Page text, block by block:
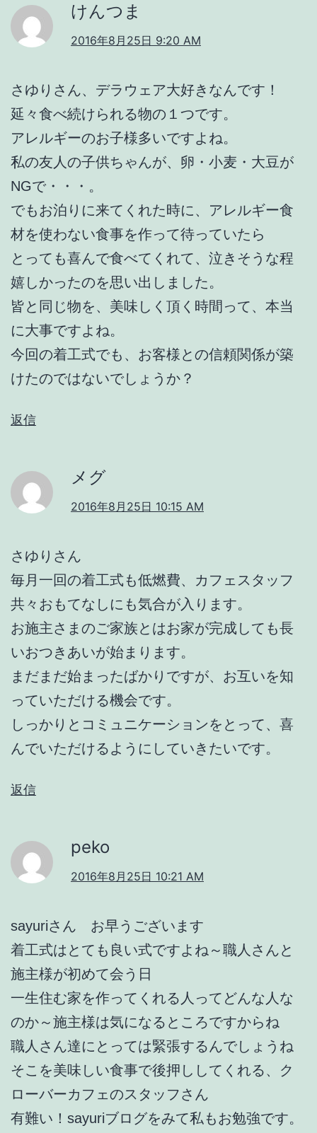
けんつま
2016年8月25日 9:20 AM
さゆりさん、デラウェア大好きなんです！
延々食べ続けられる物の１つです。
アレルギーのお子様多いですよね。
私の友人の子供ちゃんが、卵・小麦・大豆が
NGで・・・。
でもお泊りに来てくれた時に、アレルギー食
材を使わない食事を作って待っていたら
とっても喜んで食べてくれて、泣きそうな程
嬉しかったのを思い出しました。
皆と同じ物を、美味しく頂く時間って、本当
に大事ですよね。
今回の着工式でも、お客様との信頼関係が築
けたのではないでしょうか？
返信
メグ
2016年8月25日 10:15 AM
さゆりさん
毎月一回の着工式も低燃費、カフェスタッフ
共々おもてなしにも気合が入ります。
お施主さまのご家族とはお家が完成しても長
いおつきあいが始まります。
まだまだ始まったばかりですが、お互いを知
っていただける機会です。
しっかりとコミュニケーションをとって、喜
んでいただけるようにしていきたいです。
返信
peko
2016年8月25日 10:21 AM
sayuriさん お早うございます
着工式はとても良い式ですよね～職人さんと
施主様が初めて会う日
一生住む家を作ってくれる人ってどんな人な
のか～施主様は気になるところですからね
職人さん達にとっては緊張するんでしょうね
そこを美味しい食事で後押ししてくれる、ク
ローバーカフェのスタッフさん
有難い！sayuriブログをみて私もお勉強です。